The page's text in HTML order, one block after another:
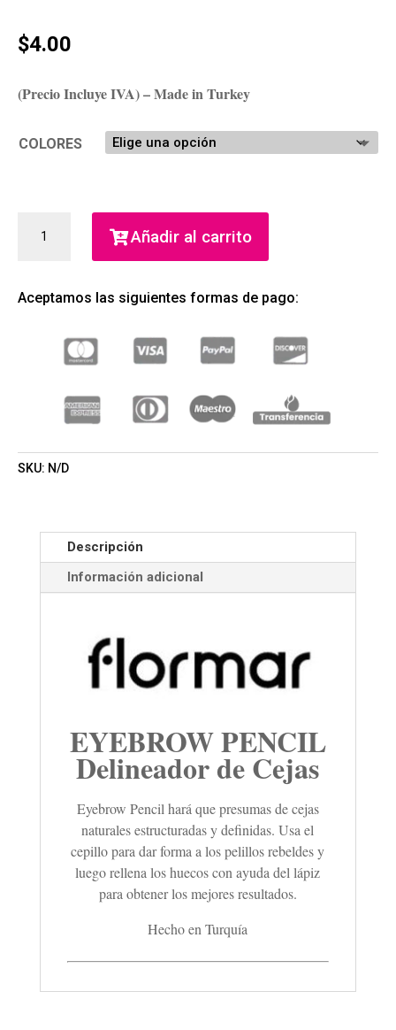
$4.00
(Precio Incluye IVA) – Made in Turkey
COLORES
PENCIL
DELINEADOR
CEJAS
(MUJER)
CANTIDAD
Añadir al carrito
Aceptamos las siguientes formas de pago:
SKU: N/D
Descripción
Información adicional
EYEBROW PENCIL
Delineador de Cejas
Eyebrow Pencil hará que presumas de cejas
naturales estructuradas y definidas. Usa el
cepillo para dar forma a los pelillos rebeldes y
luego rellena los huecos con ayuda del lápiz
para obtener los mejores resultados.
Hecho en Turquía